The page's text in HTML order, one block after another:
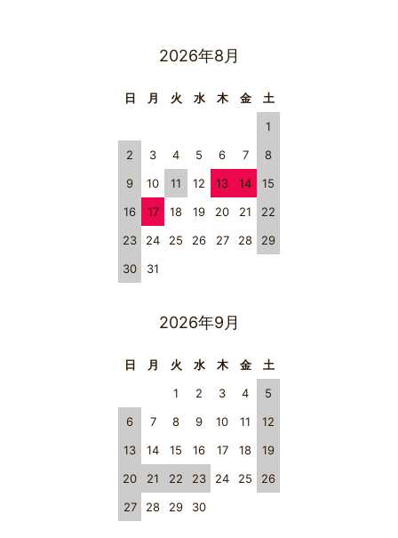
2026年8月
日 月 火 水 木 金
土
1
2
3 4 5 6 7
8
9
10 11 12 13 14
15
16
17 18 19 20 21
22
23
24 25 26 27 28
29
30
31
2026年9月
日 月 火 水 木 金
土
1
2 3 4
5
6
7 8 9 10 11
12
13
14 15 16 17 18
19
20
21 22 23 24 25
26
27
28 29 30